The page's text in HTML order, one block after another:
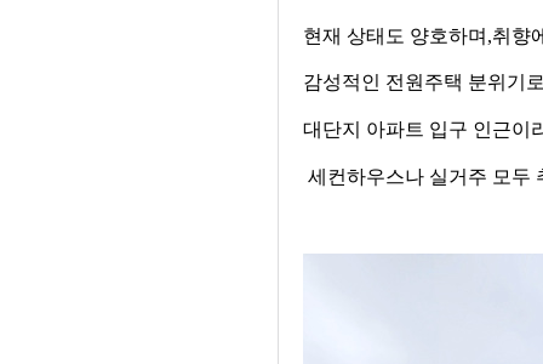
현재 상태도 양호하며 ,취향
감성적인 전원주택 분위기
대단지 아파트 입구 인근이
세컨하우스나 실거주 모두